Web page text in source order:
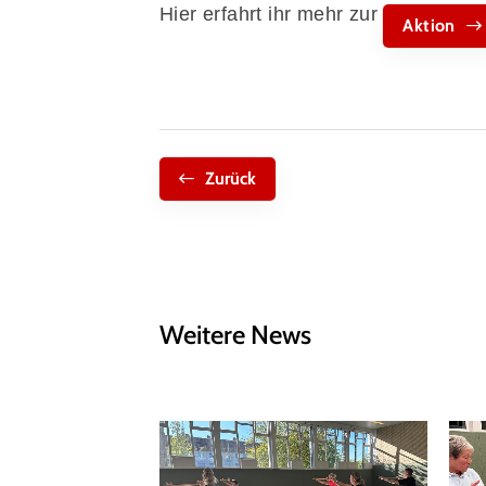
Hier erfahrt ihr mehr zur Aktion
Zurück
Weitere News